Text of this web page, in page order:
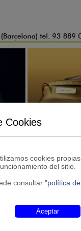
Cookies
cookies propias
del sitio.
consultar "política de
Aceptar